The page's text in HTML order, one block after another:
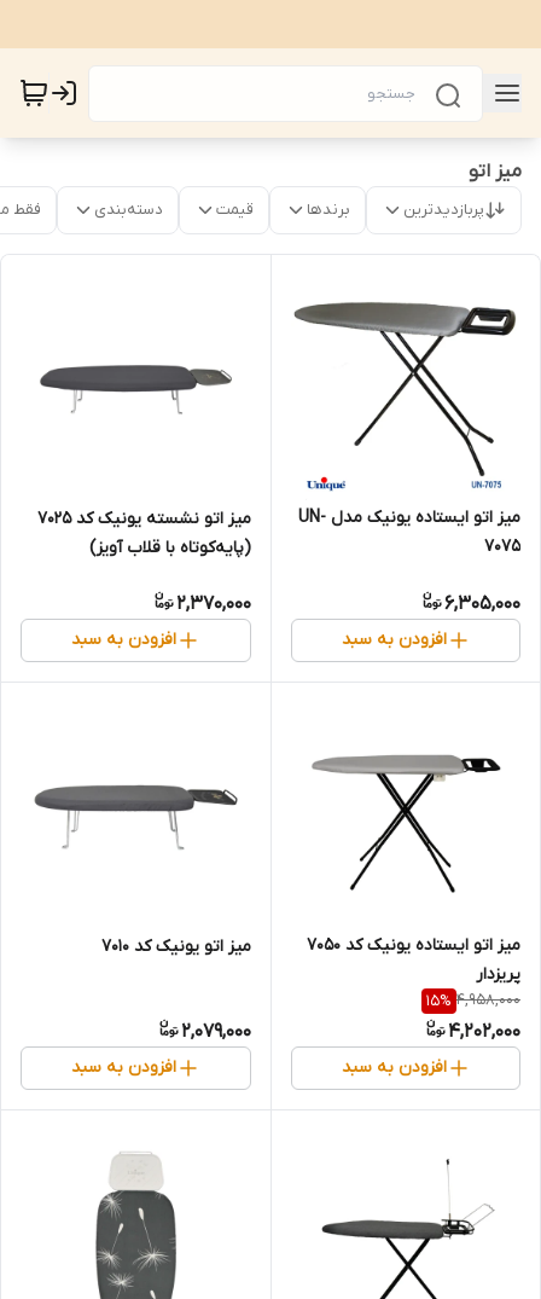
میز اتو
پربازدیدترین برندها قیمت دسته‌بندی فقط
میز اتو ایستاده یونیک مدل UN-
7075
6,305,000
افزودن به سبد
میز اتو نشسته یونیک کد 7025
(پایه‌کوتاه با قلاب آویز)
2,370,000
افزودن به سبد
میز اتو ایستاده یونیک کد 7050
پریزدار
4,958,000
15%
4,202,000
افزودن به سبد
میز اتو یونیک کد 7010
2,079,000
افزودن به سبد